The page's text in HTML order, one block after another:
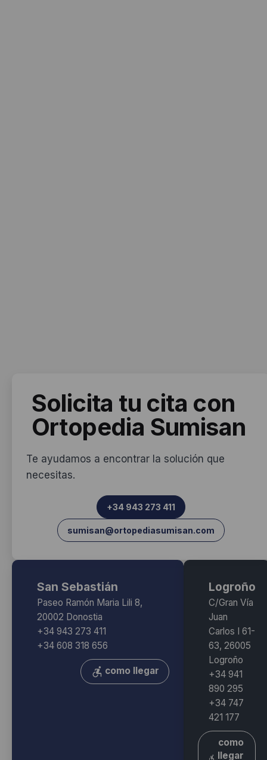
Solicita tu cita con
Ortopedia Sumisan
Te ayudamos a encontrar la solución que
necesitas.
+34 943 273 411
sumisan@ortopediasumisan.com
San Sebastián
Paseo Ramón Maria Lili 8,
20002 Donostia
+34 943 273 411
+34 608 318 656
como llegar
Logroño
C/Gran Vía
Juan
Carlos I 61-
63, 26005
Logroño
+34 941
890 295
+34 747
421 177
como
llegar